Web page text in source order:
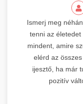
Ismerj meg
tenni az
mindent, amire
elérd az
ijesztő, ha már
pozitív